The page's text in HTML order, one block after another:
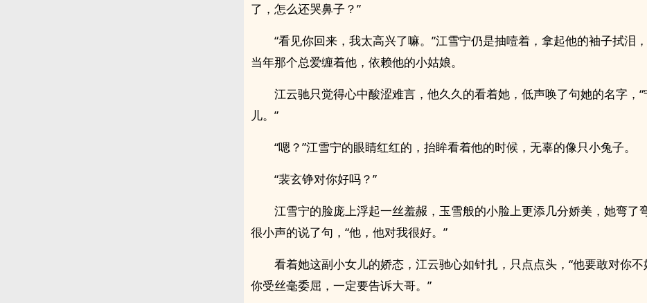
了，怎么还哭鼻子？”
“看见你回来，我太高兴了嘛。”江雪宁仍是抽噎着，拿起他的袖子拭泪
当年那个总爱缠着他，依赖他的小姑娘。
江云驰只觉得心中酸涩难言，他久久的看着她，低声唤了句她的名字，“
儿。”
“嗯？”江雪宁的眼睛红红的，抬眸看着他的时候，无辜的像只小兔子。
“裴玄铮对你好吗？”
江雪宁的脸庞上浮起一丝羞赧，玉雪般的小脸上更添几分娇美，她弯了
很小声的说了句，“他，他对我很好。”
看着她这副小女儿的娇态，江云驰心如针扎，只点点头，“他要敢对你不
你受丝毫委屈，一定要告诉大哥。”